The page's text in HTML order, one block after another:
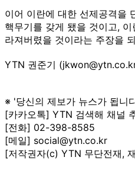
이어 이란에 대한 선제공격을
핵무기를 갖게 됐을 것이고,
라져버렸을 것이라는 주장을
YTN 권준기
※ '당신의 제보가 뉴스가 됩니
[카카오톡] YTN 검색해 채널
[전화] 02-398-8585
[메일] social@ytn.co.kr
[저작권자(c) YTN 무단전재,